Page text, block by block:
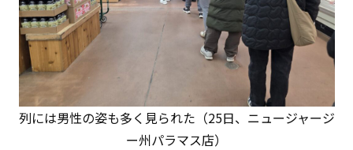
列には男性の姿も多く見られた（25日、ニュージャージ
ー州パラマス店）